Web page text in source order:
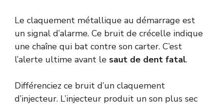
Le claquement métallique au démarrage est
un signal d’alarme. Ce bruit de crécelle indique
une chaîne qui bat contre son carter. C’est
l’alerte ultime avant le saut de dent fatal.
Différenciez ce bruit d’un claquement
d’injecteur. L’injecteur produit un son plus sec